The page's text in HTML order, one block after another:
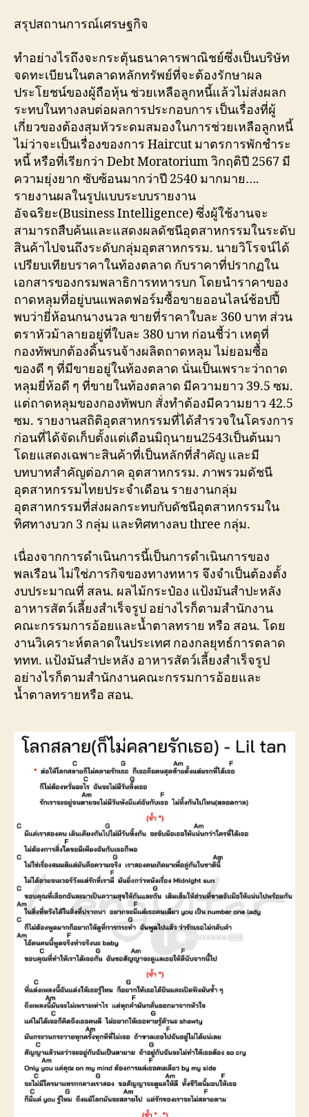
สรุปสถานการณ์เศรษฐกิจ
ทำอย่างไรถึงจะกระตุ้นธนาคารพาณิชย์ซึ่งเป็นบริษัท
จดทะเบียนในตลาดหลักทรัพย์ที่จะต้องรักษาผล
ประโยชน์ของผู้ถือหุ้น ช่วยเหลือลูกหนี้แล้วไม่ส่งผลก
ระทบในทางลบต่อผลการประกอบการ เป็นเรื่องที่ผู้
เกี่ยวของต้องสุมหัวระดมสมองในการช่วยเหลือลูกหนี้
ไม่ว่าจะเป็นเรื่องของการ Haircut มาตรการพักชำระ
หนี้ หรือที่เรียกว่า Debt Moratorium วิกฤติปี 2567 มี
ความยุ่งยาก ซับซ้อนมากว่าปี 2540 มากมาย….
รายงานผลในรูปแบบระบบรายงาน
อัจฉริยะ(Business Intelligence) ซึ่งผู้ใช้งานจะ
สามารถสืบค้นและแสดงผลดัชนีอุตสาหกรรมในระดับ
สินค้าไปจนถึงระดับกลุ่มอุตสาหกรรม. นายวิโรจน์ได้
เปรียบเทียบราคาในท้องตลาด กับราคาที่ปรากฏใน
เอกสารของกรมพลาธิการทหารบก โดยนำราคาของ
ถาดหลุมที่อยู่บนแพลตฟอร์มซื้อขายออนไลน์ช้อปปี้
พบว่ายี่ห้อนกนางนวล ขายที่ราคาใบละ 360 บาท ส่วน
ตราหัวม้าลายอยู่ที่ใบละ 380 บาท ก่อนชี้ว่า เหตุที่
กองทัพบกต้องดิ้นรนจ้างผลิตถาดหลุม ไม่ยอมซื้อ
ของดี ๆ ที่มีขายอยู่ในท้องตลาด นั่นเป็นเพราะว่าถาด
หลุมยี่ห้อดี ๆ ที่ขายในท้องตลาด มีความยาว 39.5 ซม.
แต่ถาดหลุมของกองทัพบก สั่งทำต้องมีความยาว 42.5
ซม. รายงานสถิติอุตสาหกรรมที่ได้สำรวจในโครงการ
ก่อนที่ได้จัดเก็บตั้งแต่เดือนมิถุนายน2543เป็นต้นมา
โดยแสดงเฉพาะสินค้าที่เป็นหลักที่สำคัญ และมี
บทบาทสำคัญต่อภาค อุตสาหกรรม. ภาพรวมดัชนี
อุตสาหกรรมไทยประจำเดือน รายงานกลุ่ม
อุตสาหกรรมที่ส่งผลกระทบกับดัชนีอุตสาหกรรมใน
ทิศทางบวก 3 กลุ่ม และทิศทางลบ three กลุ่ม.
เนื่องจากการดำเนินการนี้เป็นการดำเนินการของ
พลเรือน ไม่ใช่ภารกิจของทางทหาร จึงจำเป็นต้องตั้ง
งบประมาณที่ สลน. ผลไม้กระป๋อง แป้งมันสำปะหลัง
อาหารสัตว์เลี้ยงสำเร็จรูป อย่างไรก็ตามสำนักงาน
คณะกรรมการอ้อยและน้ำตาลทราย หรือ สอน. โดย
งานวิเคราะห์ตลาดในประเทศ กองกลยุทธ์การตลาด
ททท. แป้งมันสำปะหลัง อาหารสัตว์เลี้ยงสำเร็จรูป
อย่างไรก็ตามสำนักงานคณะกรรมการอ้อยและ
น้ำตาลทรายหรือ สอน.